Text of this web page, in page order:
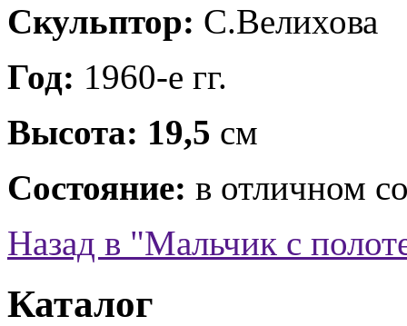
Скульптор: С.Велихова
Год: 1960-е гг.
Высота: 19,5 см
Состояние: в отличном
Назад в "Мальчик с
Каталог